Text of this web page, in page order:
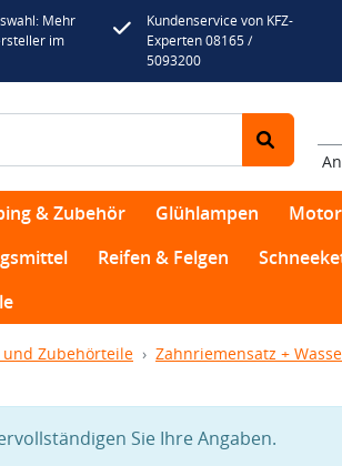
Mehr
im
Kundenservice von KFZ-
Experten 08165 /
5093200
& Zubehör Glühlampen
Reifen & Felgen
Zubehörteile
Zahnriemensatz +
Sie Ihre Angaben.